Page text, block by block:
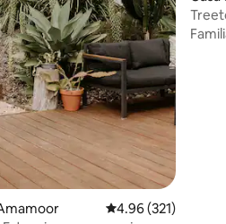
Calificación
4.96 (321)
árbol